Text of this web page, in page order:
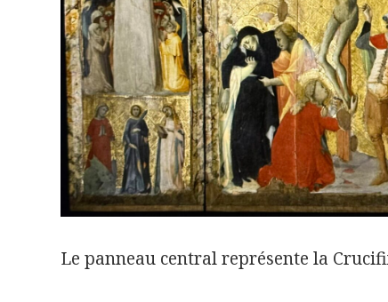
Le panneau central représente la